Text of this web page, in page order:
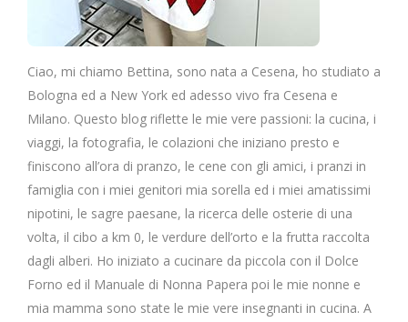
Ciao, mi chiamo Bettina, sono nata a Cesena, ho studiato a
Bologna ed a New York ed adesso vivo fra Cesena e
Milano. Questo blog riflette le mie vere passioni: la cucina, i
viaggi, la fotografia, le colazioni che iniziano presto e
finiscono all’ora di pranzo, le cene con gli amici, i pranzi in
famiglia con i miei genitori mia sorella ed i miei amatissimi
nipotini, le sagre paesane, la ricerca delle osterie di una
volta, il cibo a km 0, le verdure dell’orto e la frutta raccolta
dagli alberi. Ho iniziato a cucinare da piccola con il Dolce
Forno ed il Manuale di Nonna Papera poi le mie nonne e
mia mamma sono state le mie vere insegnanti in cucina. A